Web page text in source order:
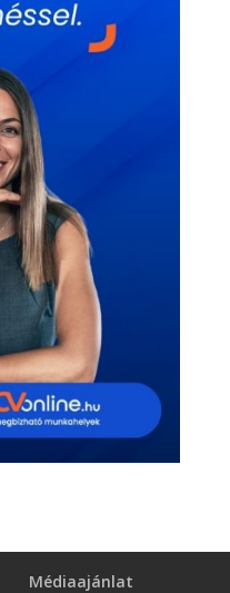
Médiaajánlat